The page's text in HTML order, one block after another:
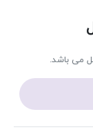
می باشد.